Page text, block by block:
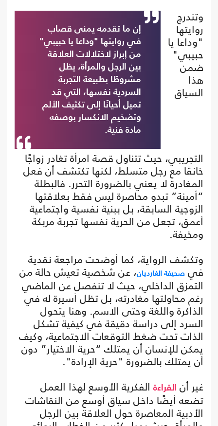
إن ما تقدمه يمنى قصاب
في روايتها "وداعا يا حبيبي"
من إبراز لاختلالات العلاقة
بين الرجل والمرأة، يظل
مشروطًا بطبيعة التجربة
السردية نفسها، التي قد
تميل أحيانًا إلى تكثيف الألم
وتضخيم الانكسار بوصفه
مادة فنية.
وتندرج
روايتها
"وداعا يا
حبيبي"
ضمن
هذا
السياق
التجريبي، حيث تتناول قصة امرأة تغادر زواجًا
خانقًا مع رجل متسلط، لكنها تكتشف أن فعل
المغادرة لا يعني بالضرورة التحرر. فالبطلة
“أمينة” تبدو محاصرة ليس فقط بعلاقتها
الزوجية السابقة، بل ببنية نفسية واجتماعية
أعمق، تجعل من الحرية نفسها تجربة مربكة
ومخيفة.
وتكشف الرواية، كما أوضحت مراجعة نقدية
في صحيفة الغارديان، عن شخصية تعيش حالة من
التمزق الداخلي، حيث لا تنفصل عن الماضي
رغم محاولتها مغادرته، بل تظل أسيرة له في
الذاكرة واللغة وحتى الاسم. وهنا يتحول
السرد إلى دراسة دقيقة في كيفية تشكل
الذات تحت ضغط التوقعات الاجتماعية، وكيف
يمكن للإنسان أن يمتلك “حرية الاختيار” دون
أن يمتلك بالضرورة "حرية الإرادة".
غير أن
القراءة الفكرية الأوسع لهذا العمل
تضعه أيضًا داخل سياق أوسع من النقاشات
الأدبية المعاصرة حول العلاقة بين الرجل